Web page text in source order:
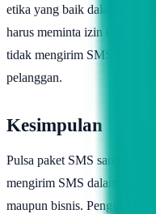
etika yang baik dalam
harus meminta izin terlebih
tidak mengirim SMS yang
pelanggan.
Kesimpulan
Pulsa paket SMS sangat
mengirim SMS dalam
maupun bisnis. Pengguna